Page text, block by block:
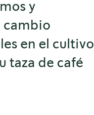
y
cambio
en el cultivo
taza de café